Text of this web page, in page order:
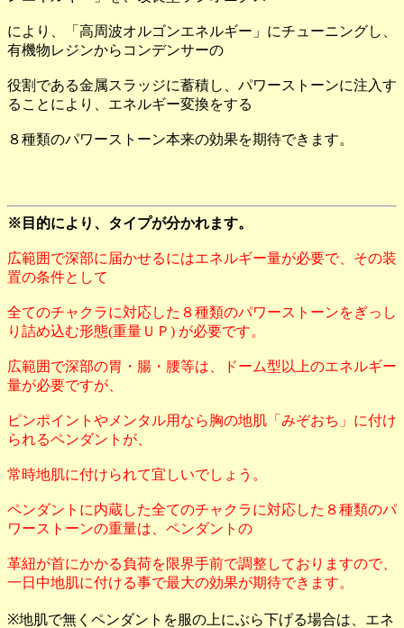
により、「高周波オルゴンエネルギー」にチューニングし、
有機物レジンからコンデンサーの
役割である金属スラッジに蓄積し、パワーストーンに注入す
ることにより、エネルギー変換をする
８種類のパワーストーン本来の効果を期待できます。
※目的により、タイプが分かれます。
広範囲で深部に届かせるにはエネルギー量が必要で、その装
置の条件として
全てのチャクラに対応した８種類のパワーストーンをぎっし
り詰め込む形態(重量ＵＰ) が必要です。
広範囲で深部の胃・腸・腰等は、ドーム型以上のエネルギー
量が必要ですが、
ピンポイントやメンタル用なら胸の地肌「みぞおち」に付け
られるペンダントが、
常時地肌に付けられて宜しいでしょう。
ペンダントに内蔵した全てのチャクラに対応した８種類のパ
ワーストーンの重量は、ペンダントの
革紐が首にかかる負荷を限界手前で調整しておりますので、
一日中地肌に付ける事で最大の効果が期待できます。
※地肌で無くペンダントを服の上にぶら下げる場合は、エネ